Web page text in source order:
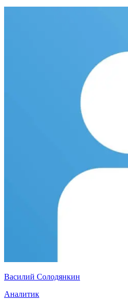
Василий Солодянкин
Аналитик